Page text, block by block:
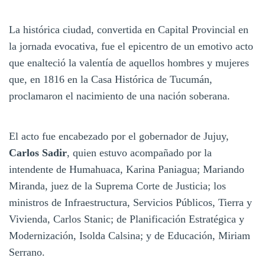
La histórica ciudad, convertida en Capital Provincial en
la jornada evocativa, fue el epicentro de un emotivo acto
que enalteció la valentía de aquellos hombres y mujeres
que, en 1816 en la Casa Histórica de Tucumán,
proclamaron el nacimiento de una nación soberana.
El acto fue encabezado por el gobernador de Jujuy,
Carlos Sadir, quien estuvo acompañado por la
intendente de Humahuaca, Karina Paniagua; Mariando
Miranda, juez de la Suprema Corte de Justicia; los
ministros de Infraestructura, Servicios Públicos, Tierra y
Vivienda, Carlos Stanic; de Planificación Estratégica y
Modernización, Isolda Calsina; y de Educación, Miriam
Serrano.